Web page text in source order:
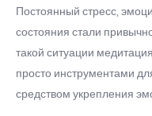
Постоянный стресс,
состояния стали
такой ситуации
просто инструментами
средством укрепления